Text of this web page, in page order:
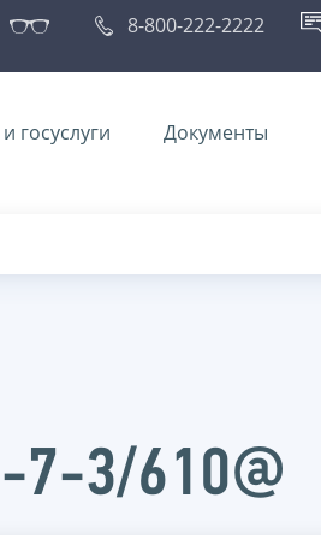
8-800-222-2222
госуслуги Документы
7-3/610@